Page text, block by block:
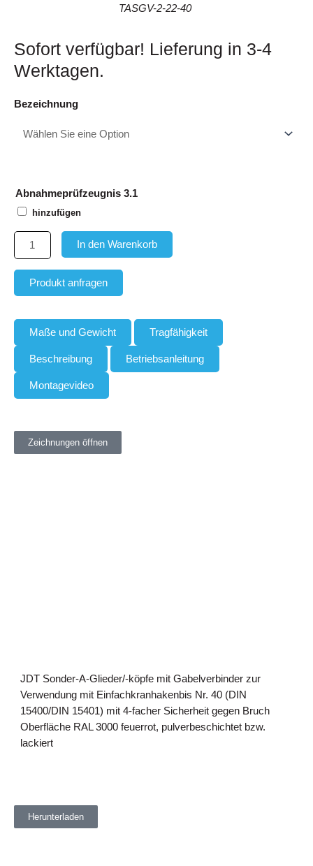
TASGV-2-22-40
Sofort verfügbar! Lieferung in 3-4
Werktagen.
Bezeichnung
Abnahmeprüfzeugnis 3.1
hinzufügen
Aufhängekopf
Gabelverbinder
Nr.40
Menge
In den Warenkorb
Produkt anfragen
Maße und Gewicht Tragfähigkeit
Beschreibung Betriebsanleitung
Montagevideo
Zeichnungen öffnen
JDT Sonder-A-Glieder/-köpfe mit Gabelverbinder zur
Verwendung mit Einfachkranhakenbis Nr. 40 (DIN
15400/DIN 15401) mit 4-facher Sicherheit gegen Bruch
Oberfläche RAL 3000 feuerrot, pulverbeschichtet bzw.
lackiert
Herunterladen